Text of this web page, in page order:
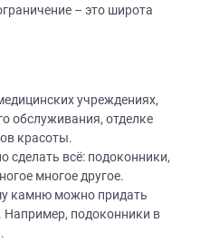
– это широта
учреждениях,
обслуживания, отделке
красоты.
сделать всё: подоконники,
многое другое.
камню можно придать
подоконники в